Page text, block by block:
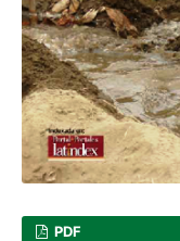
PDF